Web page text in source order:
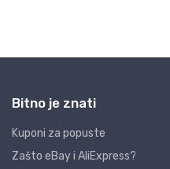
Bitno je znati
Kuponi za popuste
Zašto eBay i AliExpress?